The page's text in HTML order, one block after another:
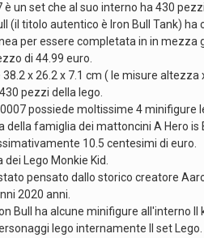
un set che al suo interno ha 430
(il titolo autentico è Iron Bull Tank)
per essere completata in in mezza
di 44.99 euro.
x 26.2 x 7.1 cm ( le misure
pezzi della lego.
possiede moltissime 4 minifigure
della famiglia dei mattoncini A Hero is
10.5 centesimi di euro.
Lego Monkie Kid.
pensato dallo storico creatore
2020 anni.
Bull ha alcune minifigure all'interno Il
lego internamente Il set Lego.